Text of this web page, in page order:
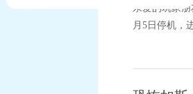
亲爱的玩家
月5日停机，